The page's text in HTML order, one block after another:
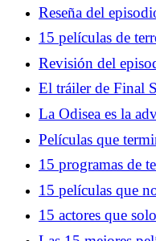
Deadpool 4 y la
hasta el momento
Reseña del
of the Dragon:
15 películas de
un gato
Revisión del
Men '97: una
El tráiler de Final
confirma que
juego
La Odisea es la
sobre el inminente
Películas que
tuviera sentido
15 programas de
después de un solo
15 películas que
demasiado buenas
15 actores que